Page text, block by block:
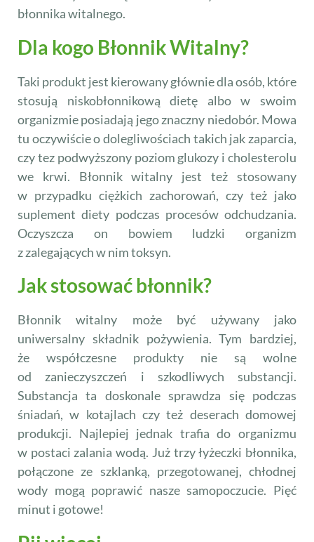
błonnika witalnego.
Dla kogo Błonnik Witalny?
Taki produkt jest kierowany głównie dla osób, które
stosują niskobłonnikową dietę albo w swoim
organizmie posiadają jego znaczny niedobór. Mowa
tu oczywiście o dolegliwościach takich jak zaparcia,
czy tez podwyższony poziom glukozy i cholesterolu
we krwi. Błonnik witalny jest też stosowany
w przypadku ciężkich zachorowań, czy też jako
suplement diety podczas procesów odchudzania.
Oczyszcza on bowiem ludzki organizm
z zalegających w nim toksyn.
Jak stosować błonnik?
Błonnik witalny może być używany jako
uniwersalny składnik pożywienia. Tym bardziej,
że współczesne produkty nie są wolne
od zanieczyszczeń i szkodliwych substancji.
Substancja ta doskonale sprawdza się podczas
śniadań, w kotajlach czy też deserach domowej
produkcji. Najlepiej jednak trafia do organizmu
w postaci zalania wodą. Już trzy łyżeczki błonnika,
połączone ze szklanką, przegotowanej, chłodnej
wody mogą poprawić nasze samopoczucie. Pięć
minut i gotowe!